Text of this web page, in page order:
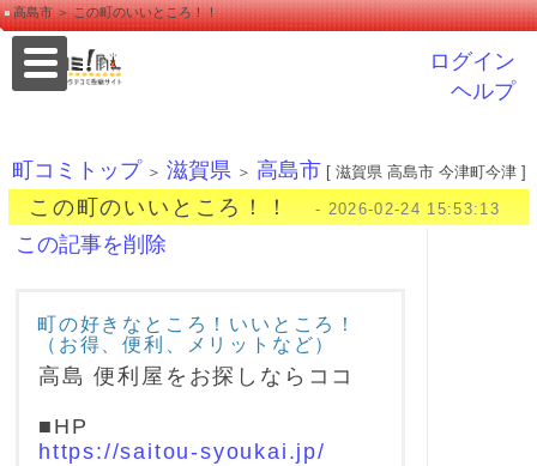
高島市 ＞ この町のいいところ！！
ログイン
ヘルプ
町コミトップ ＞ 滋賀県 ＞ 高島市 [ 滋賀県 高島市 今津町今津 ]
この町のいいところ！！ - 2026-02-24 15:53:13
この記事を削除
町の好きなところ！いいところ！
（お得、便利、メリットなど）
高島 便利屋をお探しならココ
■HP
https://saitou-syoukai.jp/